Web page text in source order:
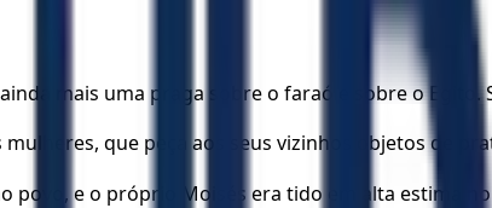
ainda mais uma praga sobre o faraó e sobre o
que peça aos seus vizinhos objetos de
povo, e o próprio Moisés era tido em alta estima